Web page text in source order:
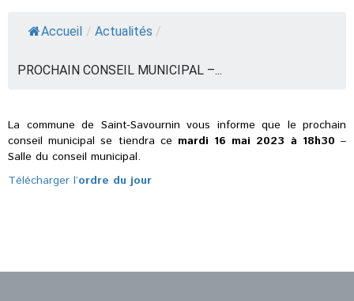
Accueil / Actualités /
PROCHAIN CONSEIL MUNICIPAL –...
La commune de Saint-Savournin vous informe que le prochain
conseil municipal se tiendra ce mardi 16 mai 2023 à 18h30 –
Salle du conseil municipal.
Télécharger l’ordre du jour